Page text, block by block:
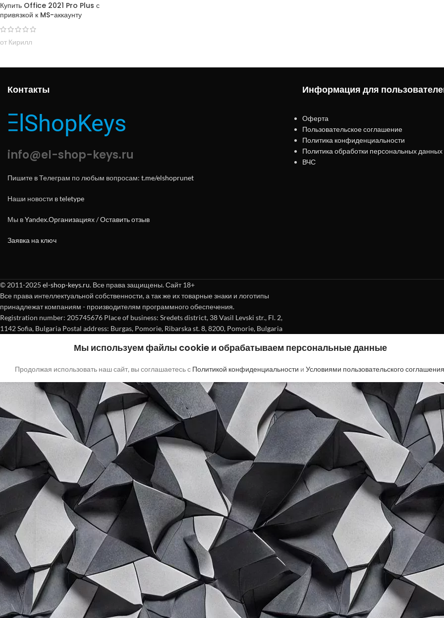
Купить Office 2021 Pro Plus с
привязкой к MS-аккаунту
от Кирилл
Контакты
info@el-shop-keys.ru
Пишите в Телеграм по любым вопросам: t.me/elshoprunet
Наши новости вteletype
Мы вYandex.Организациях/Оставить отзыв
Заявка на ключ
Информация для
Оферта
Пользовательское соглашение
Политика конфиденциальности
Политика обработки персональных данных
ВЧС
© 2011-2025 el-shop-keys.ru. Все права защищены. Сайт 18+
Все права интеллектуальной собственности, а так же их товарные знаки и логотипы
принадлежат компаниям - производителям программного обеспечения.
Registration number: 205745676 Place of business: Sredets district, 38 Vasil Levski str., Fl. 2,
1142 Sofia, Bulgaria Postal address: Burgas, Pomorie, Ribarska st. 8, 8200, Pomorie, Bulgaria
Мы используем файлы cookie и обрабатываем персональные данные
Продолжая использовать наш сайт, вы соглашаетесь с Политикой конфиденциальности и Условиями пользовательского соглашения